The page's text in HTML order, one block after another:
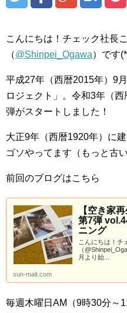
こんにちは！チェック社長こ
（@Shinpei_Ogawa）です
平成27年（西暦2015年）9
ロジェクト」。令和3年（
弾がスタートしました！
大正9年（西暦1920年）に
ゴソやってます（もっと古
前回のブログはこちら
【空き家
第7弾
ニング
こんにちは！チ
（
月より始...
sun-malt.com
毎週木曜日AM（9時30分～